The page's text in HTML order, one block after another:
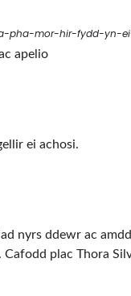
pha-mor-hir-fydd-yn-
apelio
ei achosi.
nyrs ddewr ac
plac Thora